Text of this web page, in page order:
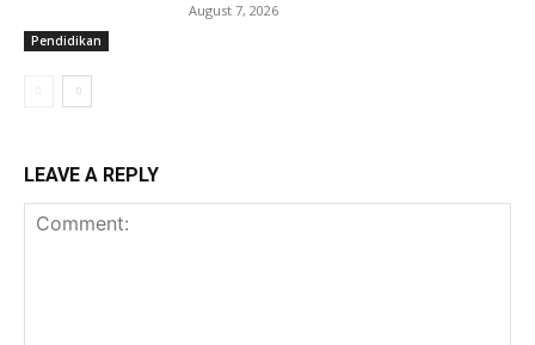
Pendidikan
August 7, 2026
LEAVE A REPLY